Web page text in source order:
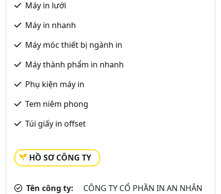
Máy in lưới
Máy in nhanh
Máy móc thiết bị ngành in
Máy thành phẩm in nhanh
Phụ kiện máy in
Tem niêm phong
Túi giấy in offset
HỒ SƠ CÔNG TY
Tên công ty:
CÔNG TY CỔ PHẦN IN AN NHÂN